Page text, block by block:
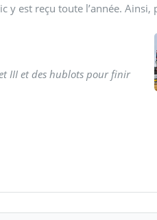
y est reçu toute l’année. Ainsi,
III et des hublots pour finir